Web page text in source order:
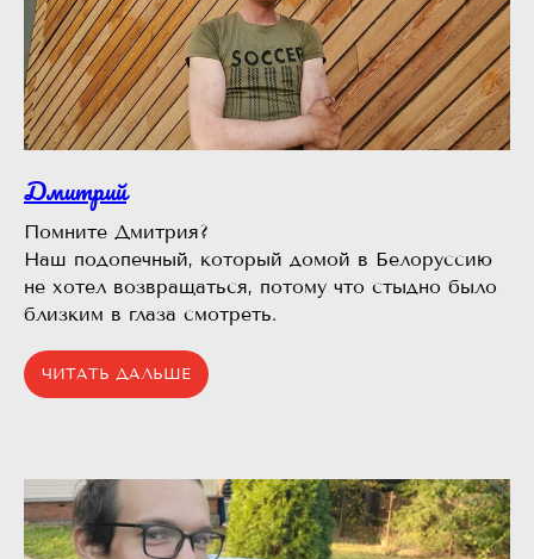
Дмитрий
Помните Дмитрия?⠀
Наш подопечный, который домой в Белоруссию
не хотел возвращаться, потому что стыдно было
близким в глаза смотреть.
ЧИТАТЬ ДАЛЬШЕ